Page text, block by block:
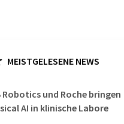
MEISTGELESENE NEWS
Robotics und Roche bringen
AI in klinische Labore